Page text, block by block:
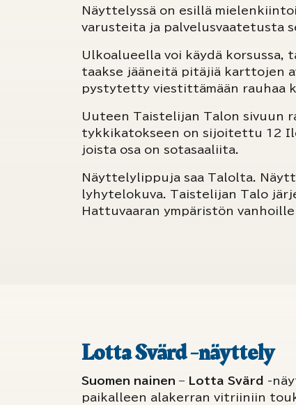
Näyttelyssä on esillä
varusteita ja palvelusvaatetusta
Ulkoalueella voi käydä korsussa,
taakse jääneitä pitäjiä karttojen
pystytetty viestittämään rauhaa
Uuteen Taistelijan Talon sivuun
tykkikatokseen on sijoitettu 12
joista osa on sotasaaliita.
Näyttelylippuja saa Talolta.
lyhytelokuva. Taistelijan Talo
Hattuvaaran ympäristön
Lotta Svärd -näyttely
Suomen nainen – Lotta Svärd
-
paikalleen alakerran vitriiniin